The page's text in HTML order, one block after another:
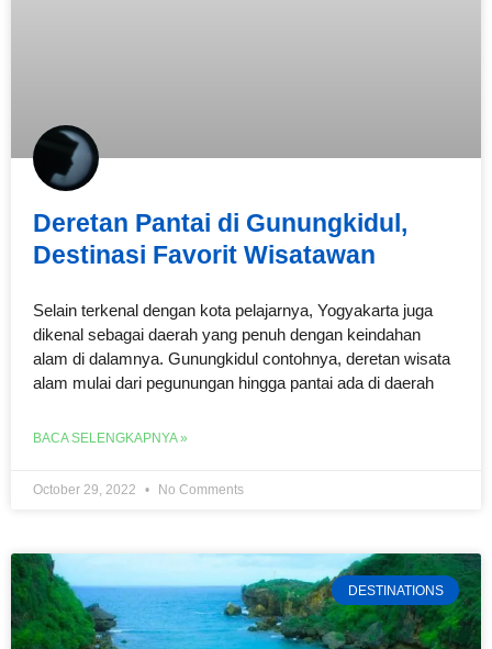
Deretan Pantai di Gunungkidul,
Destinasi Favorit Wisatawan
Selain terkenal dengan kota pelajarnya, Yogyakarta juga
dikenal sebagai daerah yang penuh dengan keindahan
alam di dalamnya. Gunungkidul contohnya, deretan wisata
alam mulai dari pegunungan hingga pantai ada di daerah
BACA SELENGKAPNYA »
October 29, 2022 No Comments
DESTINATIONS